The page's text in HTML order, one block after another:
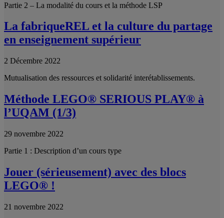
Partie 2 – La modalité du cours et la méthode LSP
La fabriqueREL et la culture du partage
en enseignement supérieur
2 Décembre 2022
Mutualisation des ressources et solidarité interétablissements.
Méthode LEGO® SERIOUS PLAY® à
l’UQAM (1/3)
29 novembre 2022
Partie 1 : Description d’un cours type
Jouer (sérieusement) avec des blocs
LEGO® !
21 novembre 2022